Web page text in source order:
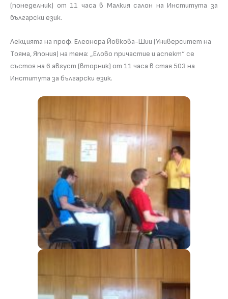
(понеделник) от 11 часа в Малкия салон на Института за
български език.
Лекцията на проф. Елеонора Йовкова-Шии (Университет на
Тояма, Япония) на тема: „Елово причастие и аспект“ се
състоя на 6 август (вторник) от 11 часа в стая 503 на
Института за български език.